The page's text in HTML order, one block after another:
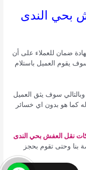
بحي الندى
ضمان للعملاء على أن
يقوم العميل باستلام
سوف يثق العميل
كما هو بدون اي خسائر
نقل العفش بحي الندى
بنا وحتى تقوم بحجز